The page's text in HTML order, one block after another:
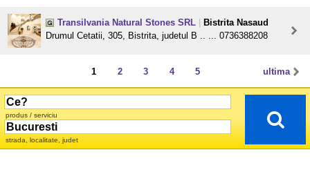
Transilvania Natural Stones SRL
Bistrita Nasaud
Drumul Cetatii, 305, Bistrita, judetul B .. ... 0736388208
ultima
1 2 3 4 5
produs / serviciu
strada, localitate, judet